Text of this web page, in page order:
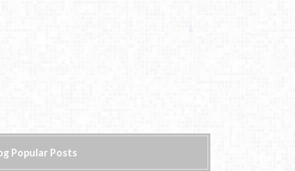
Popular Posts